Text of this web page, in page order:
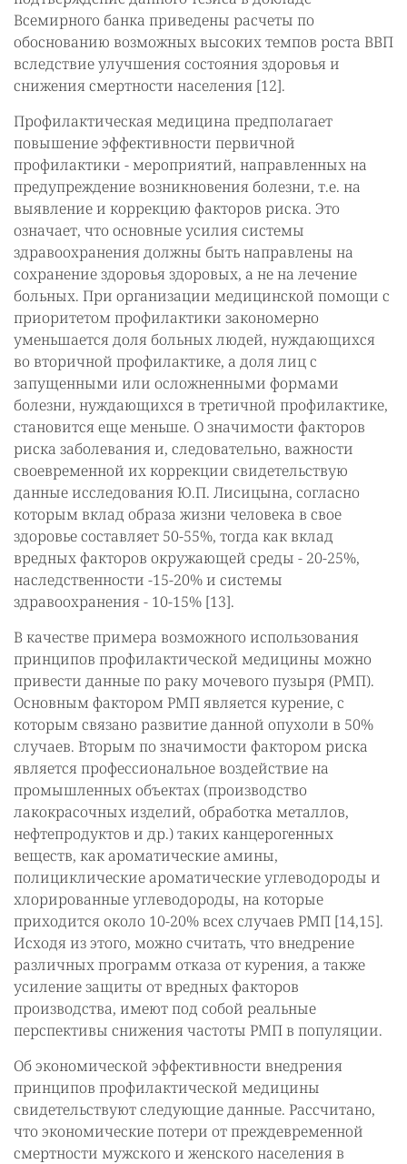
Всемирного банка приведены расчеты по
обоснованию возможных высоких темпов роста ВВП
вследствие улучшения состояния здоровья и
снижения смертности населения [12].
Профилактическая медицина предполагает
повышение эффективности первичной
профилактики - мероприятий, направленных на
предупреждение возникновения болезни, т.е. на
выявление и коррекцию факторов риска. Это
означает, что основные усилия системы
здравоохранения должны быть направлены на
сохранение здоровья здоровых, а не на лечение
больных. При организации медицинской помощи с
приоритетом профилактики закономерно
уменьшается доля больных людей, нуждающихся
во вторичной профилактике, а доля лиц с
запущенными или осложненными формами
болезни, нуждающихся в третичной профилактике,
становится еще меньше. О значимости факторов
риска заболевания и, следовательно, важности
своевременной их коррекции свидетельствую
данные исследования Ю.П. Лисицына, согласно
которым вклад образа жизни человека в свое
здоровье составляет 50-55%, тогда как вклад
вредных факторов окружающей среды - 20-25%,
наследственности -15-20% и системы
здравоохранения - 10-15% [13].
В качестве примера возможного использования
принципов профилактической медицины можно
привести данные по раку мочевого пузыря (РМП).
Основным фактором РМП является курение, с
которым связано развитие данной опухоли в 50%
случаев. Вторым по значимости фактором риска
является профессиональное воздействие на
промышленных объектах (производство
лакокрасочных изделий, обработка металлов,
нефтепродуктов и др.) таких канцерогенных
веществ, как ароматические амины,
полициклические ароматические углеводороды и
хлорированные углеводороды, на которые
приходится около 10-20% всех случаев РМП [14,15].
Исходя из этого, можно считать, что внедрение
различных программ отказа от курения, а также
усиление защиты от вредных факторов
производства, имеют под собой реальные
перспективы снижения частоты РМП в популяции.
Об экономической эффективности внедрения
принципов профилактической медицины
свидетельствуют следующие данные. Рассчитано,
что экономические потери от преждевременной
смертности мужского и женского населения в